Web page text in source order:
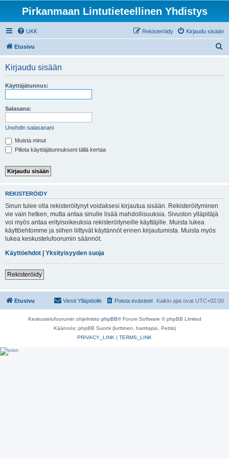
Pirkanmaan Lintutieteellinen Yhdistys
UKK Kirjaudu sisään
Rekisteröidy
Etusivu
Kirjaudu sisään
Käyttäjätunnus:
Salasana:
Unohdin salasanani
Muista minut
Piilota käyttäjätunnukseni tällä kertaa
REKISTERÖIDY
Sinun tulee olla rekisteröitynyt voidaksesi kirjautua sisään. Rekisteröityminen
vie vain hetken, mutta antaa sinulle lisää mahdollisuuksia. Sivuston ylläpitäjä
voi myös antaa erityisoikeuksia rekisteröityneille käyttäjille. Muista lukea
käyttöehtomme ja siihen liittyvät käytännöt ennen kirjautumista. Muista myös
lukea keskustelufoorumin säännöt.
Käyttöehdot | Yksityisyyden suoja
Rekisteröidy
Etusivu Kaikki ajat ovat UTC+02:00
Poista evästeet
Viesti Ylläpidolle
Keskustelufoorumin ohjelmisto phpBB® Forum Software © phpBB Limited
Käännös: phpBB Suomi (lurttinen, harritapio, Pettis)
PRIVACY_LINK | TERMS_LINK